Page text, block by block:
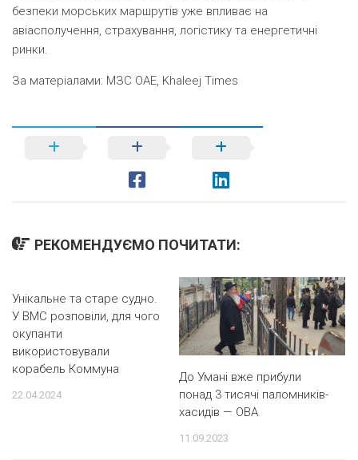
безпеки морських маршрутів уже впливає на
авіасполучення, страхування, логістику та енергетичні
ринки.
За матеріалами: МЗС ОАЕ, Khaleej Times
РЕКОМЕНДУЄМО ПОЧИТАТИ:
Унікальне та старе судно.
У ВМС розповіли, для чого
окупанти
використовували
корабель Коммуна
22.04.2024
До Умані вже прибули
понад 3 тисячі паломників-
хасидів — ОВА
11.09.2023